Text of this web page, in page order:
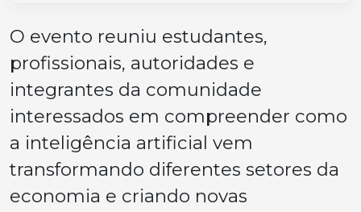
O evento reuniu estudantes,
profissionais, autoridades e
integrantes da comunidade
interessados em compreender como
a inteligência artificial vem
transformando diferentes setores da
economia e criando novas